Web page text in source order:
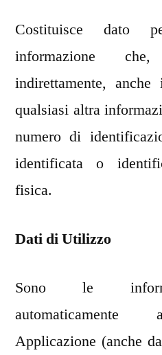
Costituisce dato
informazione
indirettamente,
qualsiasi altra
numero di
identificata o
fisica.
Dati di Utilizzo
Sono le
automaticamente
Applicazione (anche